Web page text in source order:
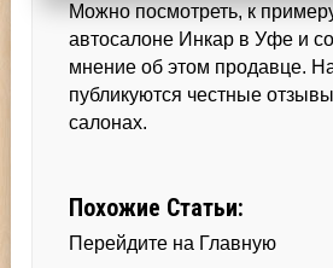
Можно посмотреть, к
автосалоне Инкар в Уфе и
мнение об этом продавце.
публикуются честные
салонах.
Похожие Статьи:
Перейдите на Главную